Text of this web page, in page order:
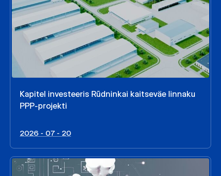
Kapitel investeeris Rūdninkai kaitseväe linnaku
PPP-projekti
2026 - 07 - 20